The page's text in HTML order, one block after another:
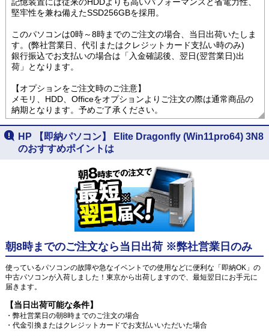
堅牢性を兼ね備えたSSD256GBを採用。
このパソコンは0時～8時までのご注文の場合、当日出荷いたしま
す。(弊社営業日、代引またはクレジットカード支払い時のみ)
銀行振込でお支払いの場合は「入金確認後、翌日(翌営業日)出
荷」となります。
【オプションをご注文時のご注意】
メモリ、HDD、Officeをオプションよりご注文の際は通常商品の
納期となります。予めご了承ください。
HP 【即納パソコン】 Elite Dragonfly (Win11pro64) 3N8
のおすすめポイントは
朝8時までのご注文なら当日出荷 ※弊社営業日のみ
使っているパソコンの故障や急なイベントでの使用などに便利な「即納OK」の
中古パソコンが入荷しました！東京から出荷しますので、最短翌日にお手元に
届きます。
【当日出荷可能な条件】
・弊社営業日の朝8時までのご注文の場合
・代金引換またはクレジットカードでお支払いいただいた場合